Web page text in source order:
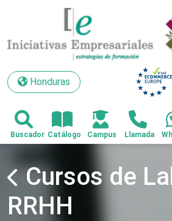
Honduras
Honduras
Cursos de
RRHH